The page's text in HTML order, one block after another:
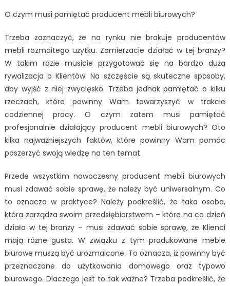
musi
producent
mebli
biurowych?
O czym musi pamiętać producent mebli biurowych?
Trzeba zaznaczyć, że na rynku nie brakuje producentów
mebli rozmaitego użytku. Zamierzacie działać w tej branży?
W takim razie musicie przygotować się na bardzo dużą
rywalizacja o Klientów. Na szczęście są skuteczne sposoby,
aby wyjść z niej zwycięsko. Trzeba jednak pamiętać o kilku
rzeczach, które powinny Wam towarzyszyć w trakcie
codziennej pracy. O czym zatem musi pamiętać
profesjonalnie działający producent mebli biurowych? Oto
kilka najważniejszych faktów, które powinny Wam pomóc
poszerzyć swoją wiedzę na ten temat.
Przede wszystkim nowoczesny producent mebli biurowych
musi zdawać sobie sprawę, że należy być uniwersalnym. Co
to oznacza w praktyce? Należy podkreślić, że taka osoba,
która zarządza swoim przedsiębiorstwem – które na co dzień
działa w tej branży – musi zdawać sobie sprawę, że Klienci
mają różne gusta. W związku z tym produkowane meble
biurowe muszą być urozmaicone. To oznacza, iż powinny być
przeznaczone do użytkowania domowego oraz typowo
biurowego. Dlaczego jest to tak ważne? Trzeba podkreślić, że